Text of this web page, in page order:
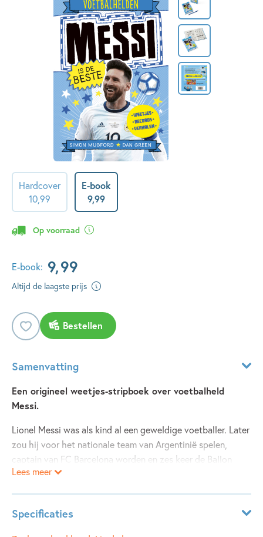
Hardcover
1099
E-book
9,99
Op voorraad
E-book: 9,99
Altijd de laagste prijs
Bestellen
Samenvatting
Een origineel weetjes-stripboek over voetbalheld
Messi.
Lionel Messi was als kind al een geweldige voetballer. Later
zou hij voor het nationale team van Argentinië spelen,
captain van FC Barcelona worden en zes keer de Ballon
d’Or-prijs winnen.
info over voetbaltechniek. Leer alles wat er te weten valt
over Messi… en waarom hij de beste is!
Lees meer
Specificaties